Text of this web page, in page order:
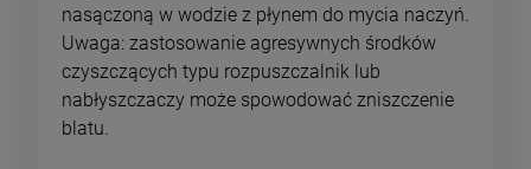
nasączoną w wodzie z płynem do mycia naczyń.
Uwaga: zastosowanie agresywnych środków
czyszczących typu rozpuszczalnik lub
nabłyszczaczy może spowodować zniszczenie
blatu.